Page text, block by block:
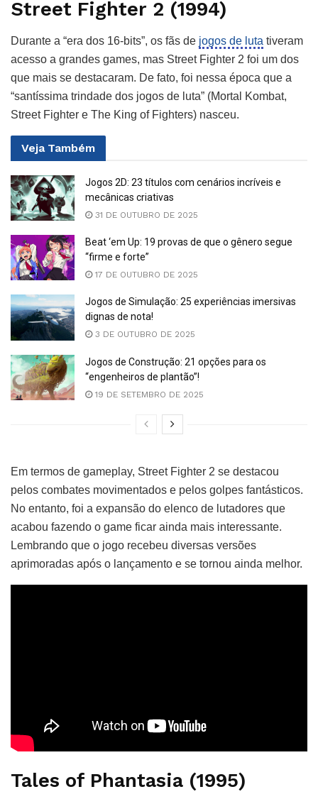
Street Fighter 2 (1994)
Durante a “era dos 16-bits”, os fãs de jogos de luta tiveram
acesso a grandes games, mas Street Fighter 2 foi um dos
que mais se destacaram. De fato, foi nessa época que a
“santíssima trindade dos jogos de luta” (Mortal Kombat,
Street Fighter e The King of Fighters) nasceu.
Veja Também
Jogos 2D: 23 títulos com cenários incríveis e
mecânicas criativas
31 DE OUTUBRO DE 2025
Beat ‘em Up: 19 provas de que o gênero segue
“firme e forte”
17 DE OUTUBRO DE 2025
Jogos de Simulação: 25 experiências imersivas
dignas de nota!
3 DE OUTUBRO DE 2025
Jogos de Construção: 21 opções para os
“engenheiros de plantão”!
19 DE SETEMBRO DE 2025
Em termos de gameplay, Street Fighter 2 se destacou
pelos combates movimentados e pelos golpes fantásticos.
No entanto, foi a expansão do elenco de lutadores que
acabou fazendo o game ficar ainda mais interessante.
Lembrando que o jogo recebeu diversas versões
aprimoradas após o lançamento e se tornou ainda melhor.
Tales of Phantasia (1995)